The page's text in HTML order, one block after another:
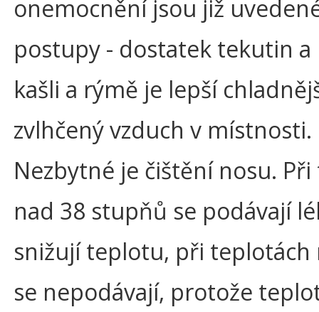
onemocnění jsou již
postupy - dostatek tekutin a
kašli a rýmě je lepší
zvlhčený vzduch v místnosti.
Nezbytné je čištění nosu.
nad 38 stupňů se podávají
snižují teplotu, při teplotách
se nepodávají, protože